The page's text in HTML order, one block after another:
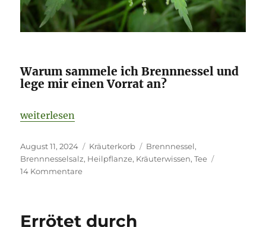
Warum sammele ich Brennnessel und
lege mir einen Vorrat an?
„Brennnessel verarbeiten für ein wertvolles
weiterlesen
Veröffentlicht
am
August 11, 2024 Kategorien
Kräuterkorb Schlagwörter
Brennnessel,
Brennnesselsalz, Heilpflanze, Kräuterwissen,Tee
14 Kommentarezu
ein
Errötet durch